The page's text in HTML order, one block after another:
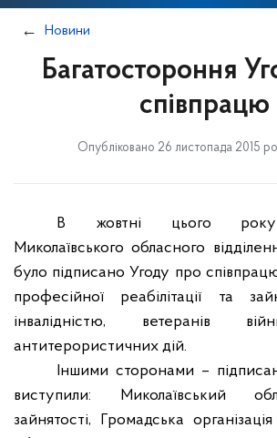
Новини
Багатостороння
співпрацю
Опубліковано 26 листопада 2015
В жовтні цього року
Миколаївського обласного
було підписано Угоду про
професійної реабілітації та
інвалідністю, ветеранів
антитерористичних дій.
Іншими сторонами –
виступили: Миколаївський
зайнятості, Громадська